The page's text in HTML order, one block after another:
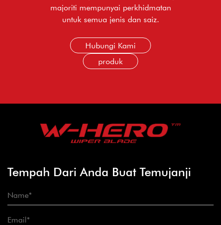
majoriti mempunyai perkhidmatan
untuk semua jenis dan saiz.
Hubungi Kami
produk
Tempah Dari Anda Buat Temujanji